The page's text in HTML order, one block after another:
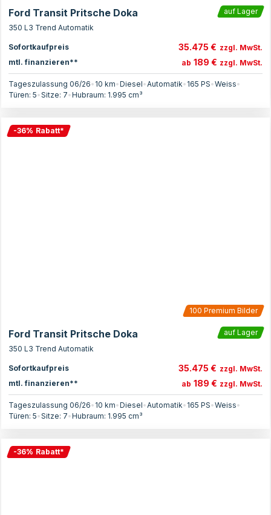
Ford Transit Pritsche Doka
auf Lager
350 L3 Trend Automatik
Sofortkaufpreis 35.475 € zzgl. MwSt.
mtl. finanzieren**
ab 189 € zzgl. MwSt.
Tageszulassung 06/26• 10 km•Diesel•Automatik• 165 PS•Weiss•
Türen: 5•Sitze: 7•Hubraum: 1.995 cm³
-36% Rabatt*
100 Premium Bilder
Ford Transit Pritsche Doka
auf Lager
350 L3 Trend Automatik
Sofortkaufpreis 35.475 € zzgl. MwSt.
mtl. finanzieren**
ab 189 € zzgl. MwSt.
Tageszulassung 06/26• 10 km•Diesel•Automatik• 165 PS•Weiss•
Türen: 5•Sitze: 7•Hubraum: 1.995 cm³
-36% Rabatt*